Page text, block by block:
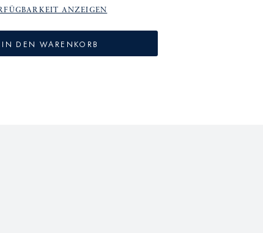
ANZEIGEN
IN DEN WARENKORB